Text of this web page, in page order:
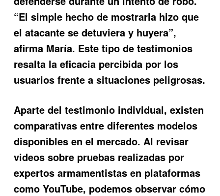
“El simple hecho de mostrarla hizo que
el atacante se detuviera y huyera”,
afirma María. Este tipo de testimonios
resalta la eficacia percibida por los
usuarios frente a situaciones peligrosas.
Aparte del testimonio individual, existen
comparativas entre diferentes modelos
disponibles en el mercado. Al revisar
videos sobre pruebas realizadas por
expertos armamentistas en plataformas
como YouTube, podemos observar cómo